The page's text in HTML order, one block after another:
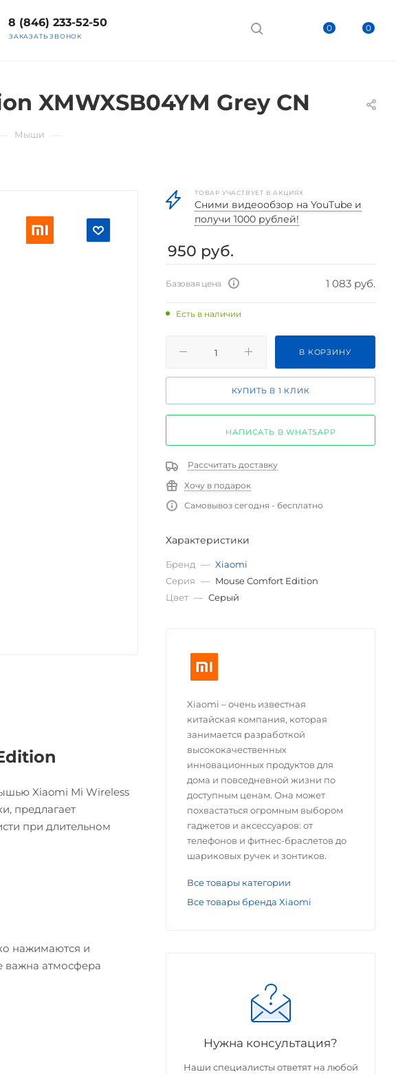
0 0
8 (846) 233-52-50
ЗАКАЗАТЬ ЗВОНОК
XMWXSB04YM Grey CN
Мыши
Xiaomi Mi Wireless
предлагает
при длительном
нажимаются и
важна атмосфера
ТОВАР УЧАСТВУЕТ В АКЦИЯХ
Cними видеообзор на YouTube и
получи 1000 рублей!
950 руб.
Базовая цена 1 083 руб.
Есть в наличии
В КОРЗИНУ
КУПИТЬ В 1 КЛИК
НАПИСАТЬ В WHATSAPP
Рассчитать доставку
Хочу в подарок
Самовывоз сегодня - бесплатно
Характеристики
Бренд — Xiaomi
Серия — Mouse Comfort Edition
Цвет — Серый
Xiaomi – очень известная
китайская компания, которая
занимается разработкой
высококачественных
инновационных продуктов для
дома и повседневной жизни по
доступным ценам. Она может
похвастаться огромным выбором
гаджетов и аксессуаров: от
телефонов и фитнес-браслетов до
шариковых ручек и зонтиков.
Все товары категории
Все товары бренда Xiaomi
Нужна консультация?
Наши специалисты ответят на любой